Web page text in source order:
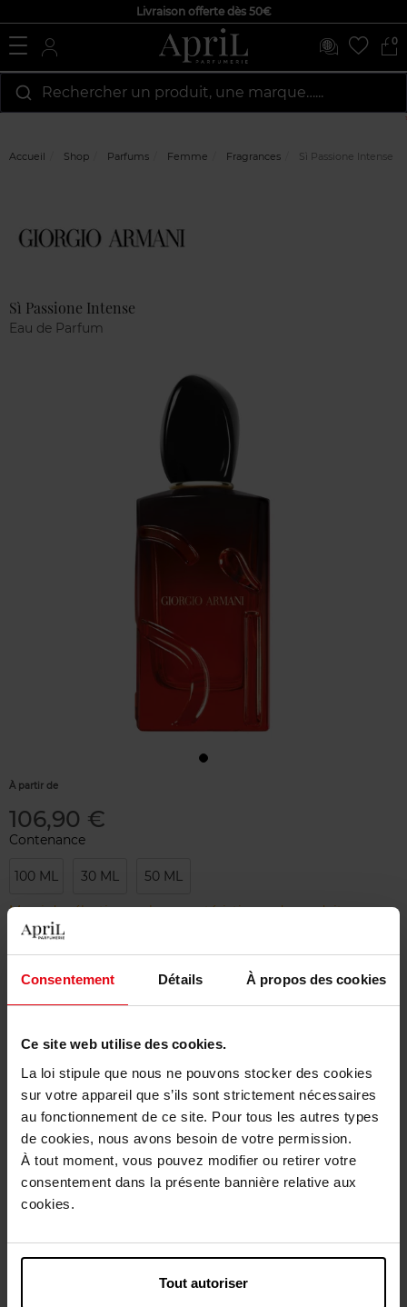
Consentement Détails À propos des cookies
Ce site web utilise des cookies.
La loi stipule que nous ne pouvons stocker des cookies
sur votre appareil que s’ils sont strictement nécessaires
au fonctionnement de ce site. Pour tous les autres types
de cookies, nous avons besoin de votre permission.
À tout moment, vous pouvez modifier ou retirer votre
consentement dans la présente bannière relative aux
cookies.
Tout autoriser
Livraison offerte dès 50€
0
Rechercher un produit, une marque…...
Accueil Shop Parfums Femme Fragrances Sì Passione Intense
Sì Passione Intense
Eau de Parfum
À partir de
106,90 €
Contenance
100 ML 30 ML 50 ML
Merci de sélectionner les caractéristiques du produit.
Retour gratuit dans votre magasin
Description